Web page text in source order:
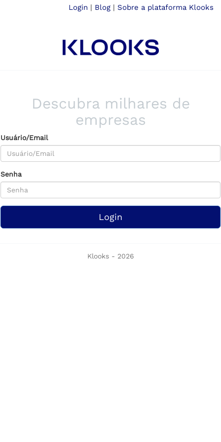
Login | Blog | Sobre a plataforma Klooks
Descubra milhares de
empresas
Usuário/Email
Senha
Login
Klooks - 2026